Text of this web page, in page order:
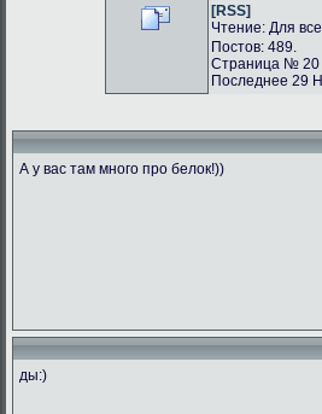
[RSS]
Чтение: Для
Постов: 489.
Страница № 20
Последнее 29
А у вас там много про белок!))
ды:)